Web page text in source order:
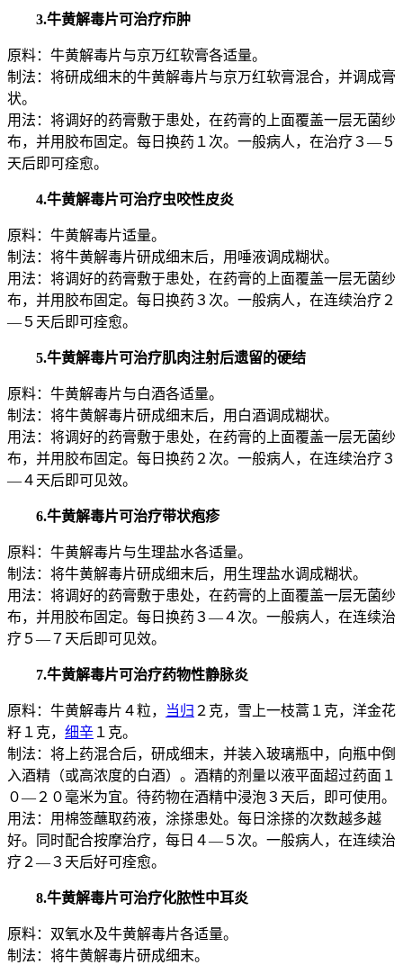
3.牛黄解毒片可治疗疖肿
原料：牛黄解毒片与京万红软膏各适量。
制法：将研成细末的牛黄解毒片与京万红软膏混合，并调成膏
状。
用法：将调好的药膏敷于患处，在药膏的上面覆盖一层无菌纱
布，并用胶布固定。每日换药１次。一般病人，在治疗３—５
天后即可痊愈。
4.牛黄解毒片可治疗虫咬性皮炎
原料：牛黄解毒片适量。
制法：将牛黄解毒片研成细末后，用唾液调成糊状。
用法：将调好的药膏敷于患处，在药膏的上面覆盖一层无菌纱
布，并用胶布固定。每日换药３次。一般病人，在连续治疗２
—５天后即可痊愈。
5.牛黄解毒片可治疗肌肉注射后遗留的硬结
原料：牛黄解毒片与白酒各适量。
制法：将牛黄解毒片研成细末后，用白酒调成糊状。
用法：将调好的药膏敷于患处，在药膏的上面覆盖一层无菌纱
布，并用胶布固定。每日换药２次。一般病人，在连续治疗３
—４天后即可见效。
6.牛黄解毒片可治疗带状疱疹
原料：牛黄解毒片与生理盐水各适量。
制法：将牛黄解毒片研成细末后，用生理盐水调成糊状。
用法：将调好的药膏敷于患处，在药膏的上面覆盖一层无菌纱
布，并用胶布固定。每日换药３—４次。一般病人，在连续治
疗５—７天后即可见效。
7.牛黄解毒片可治疗药物性静脉炎
原料：牛黄解毒片４粒， 当归 ２克，雪上一枝蒿１克，洋金花
籽１克， 细辛 １克。
制法：将上药混合后，研成细末，并装入玻璃瓶中，向瓶中倒
入酒精（或高浓度的白酒）。酒精的剂量以液平面超过药面１
０—２０毫米为宜。待药物在酒精中浸泡３天后，即可使用。
用法：用棉签蘸取药液，涂搽患处。每日涂搽的次数越多越
好。同时配合按摩治疗，每日４—５次。一般病人，在连续治
疗２—３天后好可痊愈。
8.牛黄解毒片可治疗化脓性中耳炎
原料：双氧水及牛黄解毒片各适量。
制法：将牛黄解毒片研成细末。